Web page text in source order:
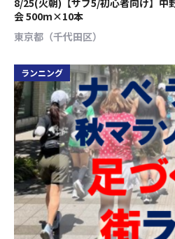
8/25(火朝)【サブ5/初心者向け】中
会 500m×10本
東京都（千代田区）
ランニング